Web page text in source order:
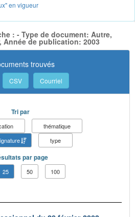
en vigueur
: - Type de document: Autre,
Année de publication: 2003
trouvés
CSV Courriel
Tri par
thématique
type
par page
25 50 100